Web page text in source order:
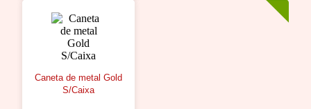
Caneta de metal Gold
S/Caixa